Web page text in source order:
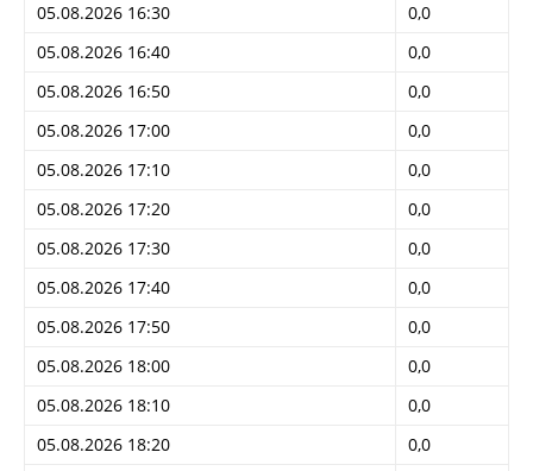
05.08.2026 16:30
0,0
05.08.2026 16:40
0,0
05.08.2026 16:50
0,0
05.08.2026 17:00
0,0
05.08.2026 17:10
0,0
05.08.2026 17:20
0,0
05.08.2026 17:30
0,0
05.08.2026 17:40
0,0
05.08.2026 17:50
0,0
05.08.2026 18:00
0,0
05.08.2026 18:10
0,0
05.08.2026 18:20
0,0